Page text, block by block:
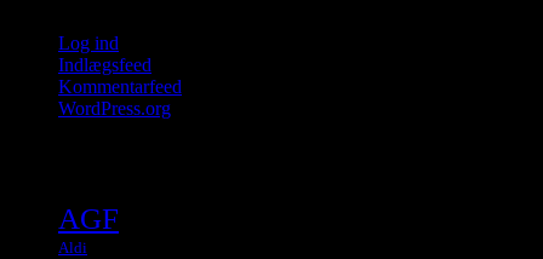
Log ind
Indlægsfeed
Kommentarfeed
WordPress.org
AGF
Aldi